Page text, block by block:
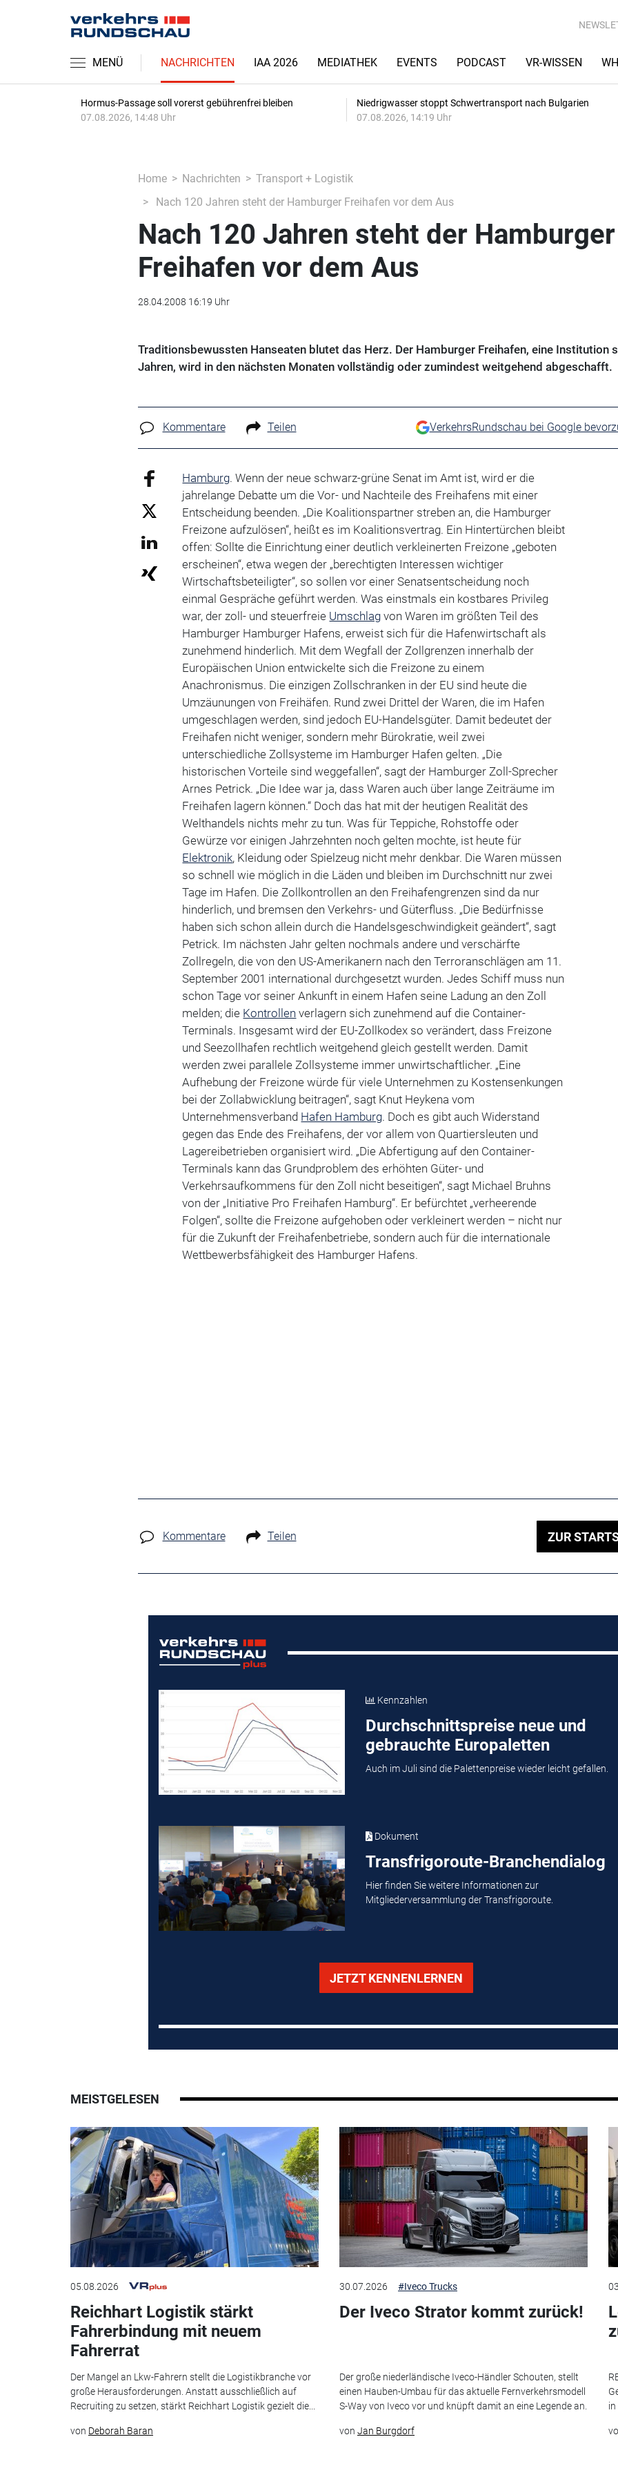
MENÜ NACHRICHTEN IAA 2026 MEDIATHEK EVENTS PODCAST VR-WISSEN
Hormus-Passage soll vorerst gebührenfrei bleiben
07.08.2026, 14:48 Uhr
Niedrigwasser stoppt Schwertransport nach Bulgarien
07.08.2026, 14:19 Uhr
Home Nachrichten
Transport + Logistik
Nach 120 Jahren steht der Hamburger Freihafen vor dem Aus
Nach 120 Jahren steht der Hamburger
Freihafen vor dem Aus
28.04.2008 16:19 Uhr
Traditionsbewussten Hanseaten blutet das Herz. Der Hamburger Freihafen, eine Institution
Jahren, wird in den nächsten Monaten vollständig oder zumindest weitgehend abgeschafft.
Kommentare Teilen VerkehrsRundschau bei Google
Hamburg. Wenn der neue schwarz-grüne Senat im Amt ist, wird er die
jahrelange Debatte um die Vor- und Nachteile des Freihafens mit einer
Entscheidung beenden. „Die Koalitionspartner streben an, die Hamburger
Freizone aufzulösen“, heißt es im Koalitionsvertrag. Ein Hintertürchen bleibt
offen: Sollte die Einrichtung einer deutlich verkleinerten Freizone „geboten
erscheinen“, etwa wegen der „berechtigten Interessen wichtiger
Wirtschaftsbeteiligter“, so sollen vor einer Senatsentscheidung noch
einmal Gespräche geführt werden. Was einstmals ein kostbares Privileg
war, der zoll- und steuerfreie Umschlag von Waren im größten Teil des
Hamburger Hamburger Hafens, erweist sich für die Hafenwirtschaft als
zunehmend hinderlich. Mit dem Wegfall der Zollgrenzen innerhalb der
Europäischen Union entwickelte sich die Freizone zu einem
Anachronismus. Die einzigen Zollschranken in der EU sind heute die
Umzäunungen von Freihäfen. Rund zwei Drittel der Waren, die im Hafen
umgeschlagen werden, sind jedoch EU-Handelsgüter. Damit bedeutet der
Freihafen nicht weniger, sondern mehr Bürokratie, weil zwei
unterschiedliche Zollsysteme im Hamburger Hafen gelten. „Die
historischen Vorteile sind weggefallen“, sagt der Hamburger Zoll-Sprecher
Arnes Petrick. „Die Idee war ja, dass Waren auch über lange Zeiträume im
Freihafen lagern können.“ Doch das hat mit der heutigen Realität des
Welthandels nichts mehr zu tun. Was für Teppiche, Rohstoffe oder
Gewürze vor einigen Jahrzehnten noch gelten mochte, ist heute für
Elektronik, Kleidung oder Spielzeug nicht mehr denkbar. Die Waren müssen
so schnell wie möglich in die Läden und bleiben im Durchschnitt nur zwei
Tage im Hafen. Die Zollkontrollen an den Freihafengrenzen sind da nur
hinderlich, und bremsen den Verkehrs- und Güterfluss. „Die Bedürfnisse
haben sich schon allein durch die Handelsgeschwindigkeit geändert“, sagt
Petrick. Im nächsten Jahr gelten nochmals andere und verschärfte
Zollregeln, die von den US-Amerikanern nach den Terroranschlägen am 11.
September 2001 international durchgesetzt wurden. Jedes Schiff muss nun
schon Tage vor seiner Ankunft in einem Hafen seine Ladung an den Zoll
melden; die Kontrollen verlagern sich zunehmend auf die Container-
Terminals. Insgesamt wird der EU-Zollkodex so verändert, dass Freizone
und Seezollhafen rechtlich weitgehend gleich gestellt werden. Damit
werden zwei parallele Zollsysteme immer unwirtschaftlicher. „Eine
Aufhebung der Freizone würde für viele Unternehmen zu Kostensenkungen
bei der Zollabwicklung beitragen“, sagt Knut Heykena vom
Unternehmensverband Hafen Hamburg. Doch es gibt auch Widerstand
gegen das Ende des Freihafens, der vor allem von Quartiersleuten und
Lagereibetrieben organisiert wird. „Die Abfertigung auf den Container-
Terminals kann das Grundproblem des erhöhten Güter- und
Verkehrsaufkommens für den Zoll nicht beseitigen“, sagt Michael Bruhns
von der „Initiative Pro Freihafen Hamburg“. Er befürchtet „verheerende
Folgen“, sollte die Freizone aufgehoben oder verkleinert werden – nicht nur
für die Zukunft der Freihafenbetriebe, sondern auch für die internationale
Wettbewerbsfähigkeit des Hamburger Hafens.
Kommentare Teilen ZUR
Kennzahlen
Durchschnittspreise neue und
gebrauchte Europaletten
Auch im Juli sind die Palettenpreise wieder leicht gefallen.
Dokument
Transfrigoroute-Branchendialog
Hier finden Sie weitere Informationen zur
Mitgliederversammlung der Transfrigoroute.
JETZT KENNENLERNEN
MEISTGELESEN
05.08.2026
Reichhart Logistik stärkt
Fahrerbindung mit neuem
Fahrerrat
Der Mangel an Lkw-Fahrern stellt die Logistikbranche vor
große Herausforderungen. Anstatt ausschließlich auf
Recruiting zu setzen, stärkt Reichhart Logistik gezielt die...
von Deborah Baran
30.07.2026 #Iveco Trucks
Der Iveco Strator kommt zurück!
Der große niederländische Iveco-Händler Schouten, stellt
einen Hauben-Umbau für das aktuelle Fernverkehrsmodell
S-Way von Iveco vor und knüpft damit an eine Legende an.
von Jan Burgdorf
in